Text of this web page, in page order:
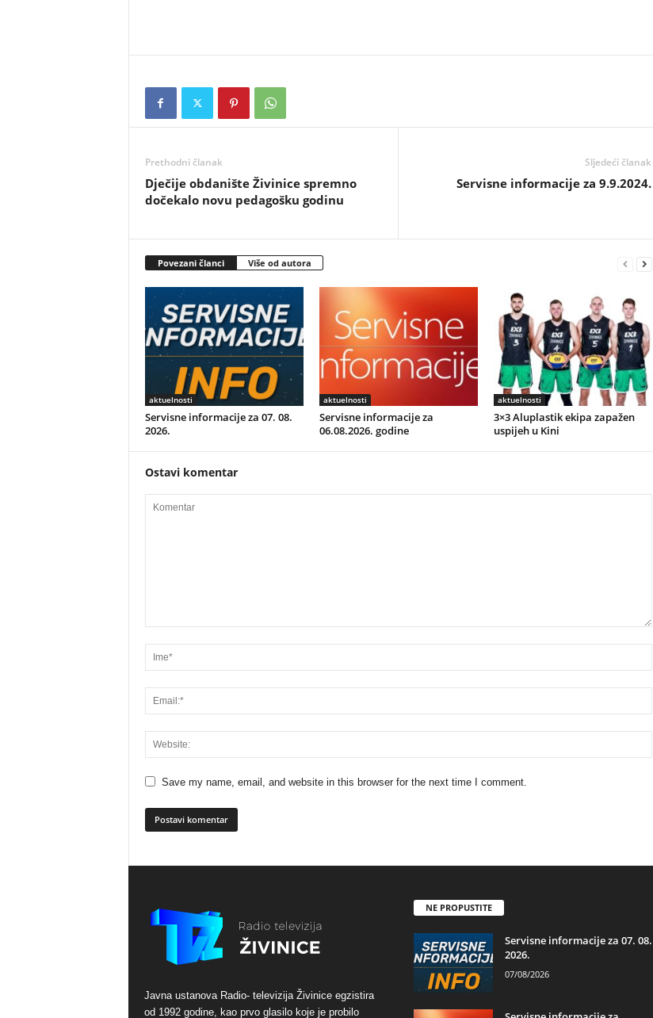
Prethodni članak
Dječije obdanište Živinice spremno
dočekalo novu pedagošku godinu
Sljedeći članak
Servisne informacije za 9.9.2024.
Povezani članci Više od autora
aktuelnosti
Servisne informacije za 07. 08.
2026.
aktuelnosti
Servisne informacije za
06.08.2026. godine
aktuelnosti
3×3 Aluplastik ekipa zapažen
uspijeh u Kini
Ostavi komentar
Save my name, email, and website in this browser for the next time I comment.
Javna ustanova Radio- televizija Živinice egzistira
od 1992 godine, kao prvo glasilo koje je probilo
NE PROPUSTITE
Servisne informacije za 07. 08.
2026.
07/08/2026